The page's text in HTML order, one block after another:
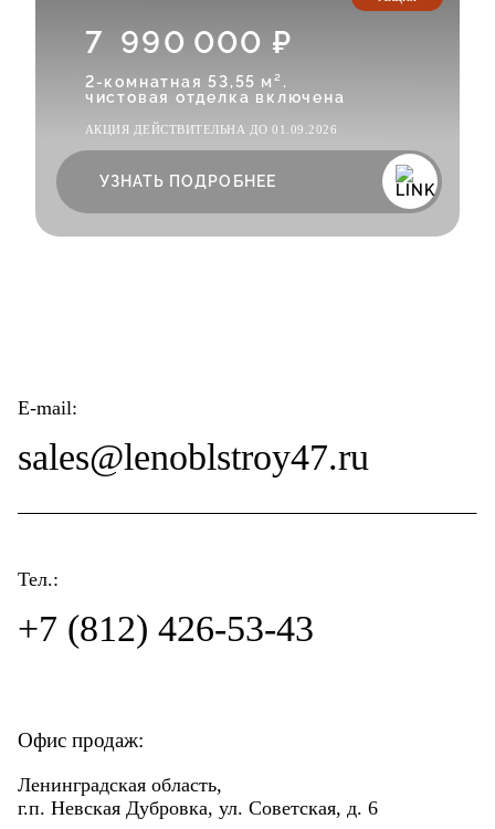
7 990 000 ₽
2-комнатная 53,55 м².
чистовая отделка включена
АКЦИЯ ДЕЙСТВИТЕЛЬНА ДО 01.09.2026
УЗНАТЬ ПОДРОБНЕЕ
Офис продаж:
Ленинградская область,
г.п. Невская Дубровка, ул. Советская, д. 6
E-mail:
sales@lenoblstroy47.ru
Тел.:
+7 (812) 426-53-43